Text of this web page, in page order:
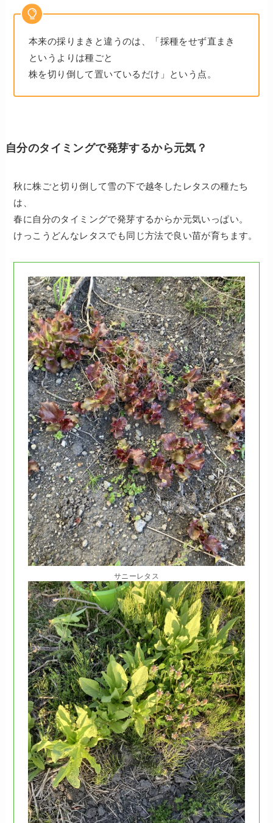
本来の採りまきと違うのは、「採種をせず直まき
というよりは種ごと
株を切り倒して置いているだけ」という点。
自分のタイミングで発芽するから元気？
秋に株ごと切り倒して雪の下で越冬したレタスの種たち
は、
春に自分のタイミングで発芽するからか元気いっぱい。
けっこうどんなレタスでも同じ方法で良い苗が育ちます。
サニーレタス